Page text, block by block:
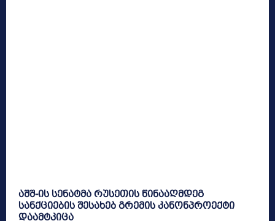
აშშ-ის სენატმა რუსეთის წინააღმდეგ
სანქციების შესახებ გრემის კანონპროექტი
დაამტკიცა